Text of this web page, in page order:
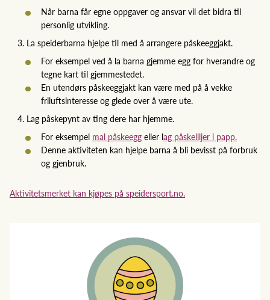
Når barna får egne oppgaver og ansvar vil det bidra til
personlig utvikling.
La speiderbarna hjelpe til med å arrangere påskeeggjakt.
For eksempel ved å la barna gjemme egg for hverandre og
tegne kart til gjemmestedet.
En utendørs påskeeggjakt kan være med på å vekke
friluftsinteresse og glede over å være ute.
Lag påskepynt av ting dere har hjemme.
For eksempel mal påskeegg eller lag påskeliljer i papp.
Denne aktiviteten kan hjelpe barna å bli bevisst på forbruk
og gjenbruk.
Aktivitetsmerket kan kjøpes på speidersport.no.